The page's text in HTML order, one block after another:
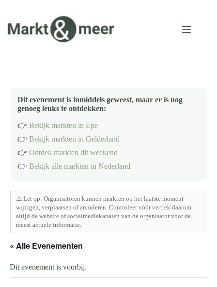
inhoud
Dit evenement is inmiddels geweest, maar er is nog
genoeg leuks te ontdekken:
👉 Bekijk markten in Epe
👉 Bekijk markten in Gelderland
👉 Ontdek markten dit weekend
👉 Bekijk alle markten in Nederland
⚠️ Let op: Organisatoren kunnen markten op het laatste moment
wijzigen, verplaatsen of annuleren. Controleer vóór vertrek daarom
altijd de website of socialmediakanalen van de organisator voor de
meest actuele informatie.
« Alle Evenementen
Dit evenement is voorbij.